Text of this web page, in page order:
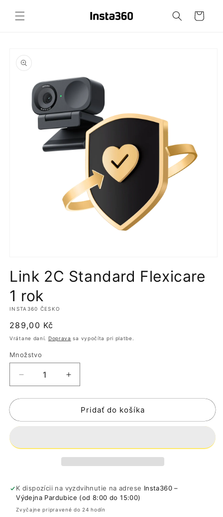
na
obsah
Košík
produkte
v
modálnom
okne
Link 2C Standard Flexicare
1 rok
INSTA360 ČESKO
Normálna
cena
289,00 Kč
Vrátane daní. Doprava sa vypočíta pri platbe.
Množstvo
množstvo
pre
2C
1
Zvýšiť
množstvo
pre
Link
2C
1
Pridať do košíka
K dispozícii na vyzdvihnutie na adrese Insta360 –
Výdejna Pardubice (od 8:00 do 15:00)
Zvyčajne pripravené do 24 hodín